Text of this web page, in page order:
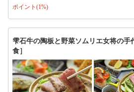
ポイント(1%)
雫石牛の陶板と野菜ソムリエ女将の手
食］